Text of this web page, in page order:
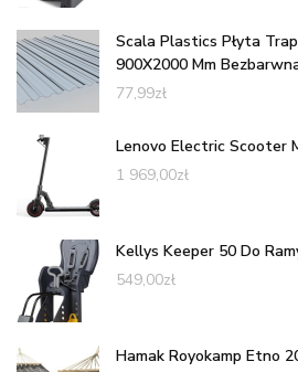
Scala Plastics Płyta
900X2000 Mm
77,99zł
Lenovo Electric Scooter
1 969,00zł
Kellys Keeper 50 Do
549,00zł
Hamak Royokamp Etno